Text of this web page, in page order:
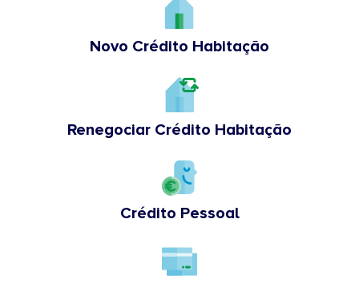
Novo Crédito Habitação
Renegociar Crédito Habitação
Crédito Pessoal